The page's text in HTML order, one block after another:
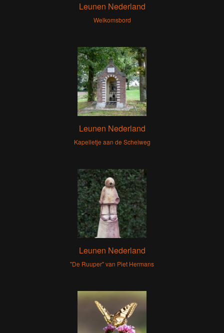
Leunen Nederland
Welkomsbord
Leunen Nederland
Kapelletje aan de Scheiweg
Leunen Nederland
"De Ruuper" van Piet Hermans